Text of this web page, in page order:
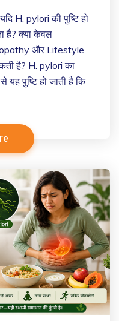
H. pylori की पुष्टि हो
है? क्या केवल
और Lifestyle
है? H. pylori का
यह पुष्टि हो जाती है कि